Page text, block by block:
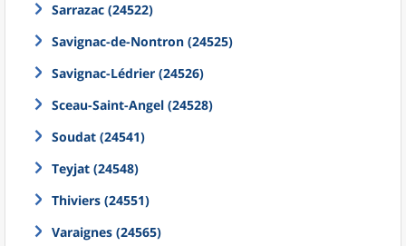
Sarrazac (24522)
Savignac-de-Nontron (24525)
Savignac-Lédrier (24526)
Sceau-Saint-Angel (24528)
Soudat (24541)
Teyjat (24548)
Thiviers (24551)
Varaignes (24565)